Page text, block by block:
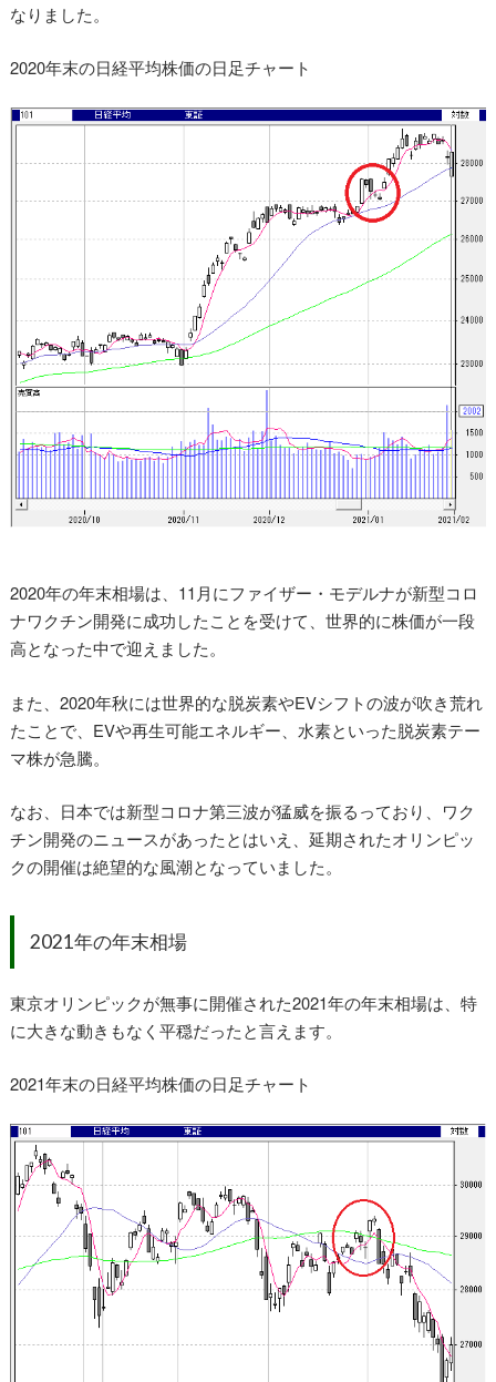
なりました。
2020年末の日経平均株価の日足チャート
2020年の年末相場は、11月にファイザー・モデルナが新型コロ
ナワクチン開発に成功したことを受けて、世界的に株価が一段
高となった中で迎えました。
また、2020年秋には世界的な脱炭素やEVシフトの波が吹き荒れ
たことで、EVや再生可能エネルギー、水素といった脱炭素テー
マ株が急騰。
なお、日本では新型コロナ第三波が猛威を振るっており、ワク
チン開発のニュースがあったとはいえ、延期されたオリンピッ
クの開催は絶望的な風潮となっていました。
2021年の年末相場
東京オリンピックが無事に開催された2021年の年末相場は、特
に大きな動きもなく平穏だったと言えます。
2021年末の日経平均株価の日足チャート